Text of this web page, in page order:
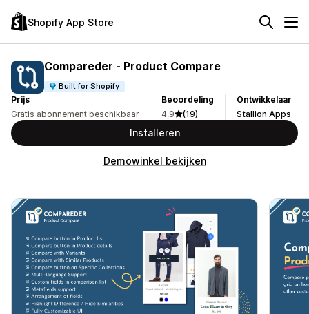
Shopify App Store
Compareder ‑ Product Compare
Built for Shopify
Prijs
Gratis abonnement beschikbaar
Beoordeling
4,9
(19)
Ontwikkelaar
Stallion Apps
Installeren
Demowinkel bekijken